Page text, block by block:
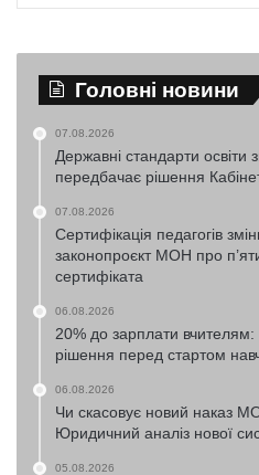
Головні новини
07.08.2026
Державні стандарти освіти
передбачає рішення
07.08.2026
Сертифікація педагогів
законопроєкт МОН про
сертифіката
06.08.2026
20% до зарплати вчителям:
рішення перед стартом
06.08.2026
Чи скасовує новий наказ
Юридичний аналіз нової
05.08.2026